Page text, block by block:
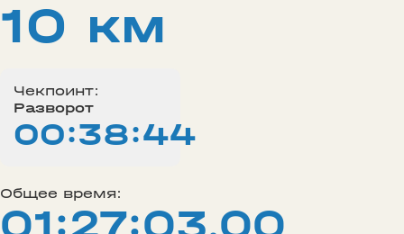
10 км
Чекпоинт:
Разворот
00:38:44
Общее время: